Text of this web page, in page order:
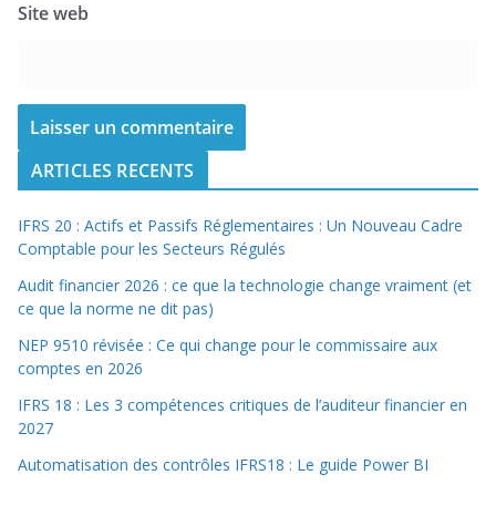
Site web
ARTICLES RECENTS
IFRS 20 : Actifs et Passifs Réglementaires : Un Nouveau Cadre
Comptable pour les Secteurs Régulés
Audit financier 2026 : ce que la technologie change vraiment (et
ce que la norme ne dit pas)
NEP 9510 révisée : Ce qui change pour le commissaire aux
comptes en 2026
IFRS 18 : Les 3 compétences critiques de l’auditeur financier en
2027
Automatisation des contrôles IFRS18 : Le guide Power BI